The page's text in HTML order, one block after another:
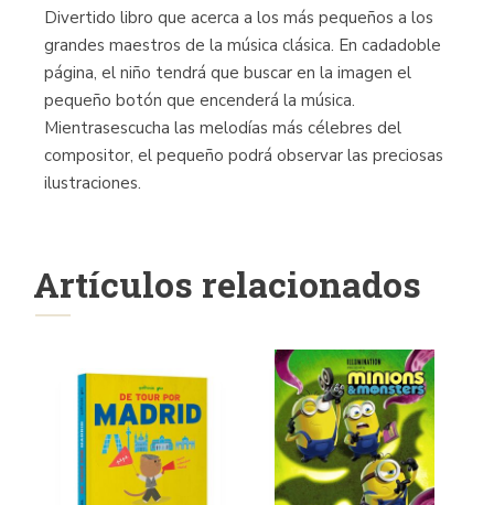
Divertido libro que acerca a los más pequeños a los
grandes maestros de la música clásica. En cadadoble
página, el niño tendrá que buscar en la imagen el
pequeño botón que encenderá la música.
Mientrasescucha las melodías más célebres del
compositor, el pequeño podrá observar las preciosas
ilustraciones.
Artículos relacionados